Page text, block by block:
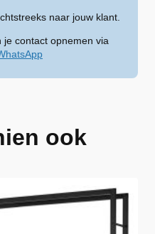
naar jouw klant.
contact opnemen via
ook